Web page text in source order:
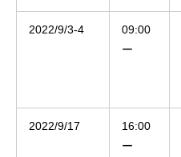
2022/9/3-4
09:00
ー
2022/9/17
16:00
ー